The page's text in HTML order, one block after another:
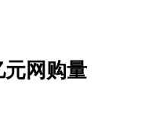
网购量